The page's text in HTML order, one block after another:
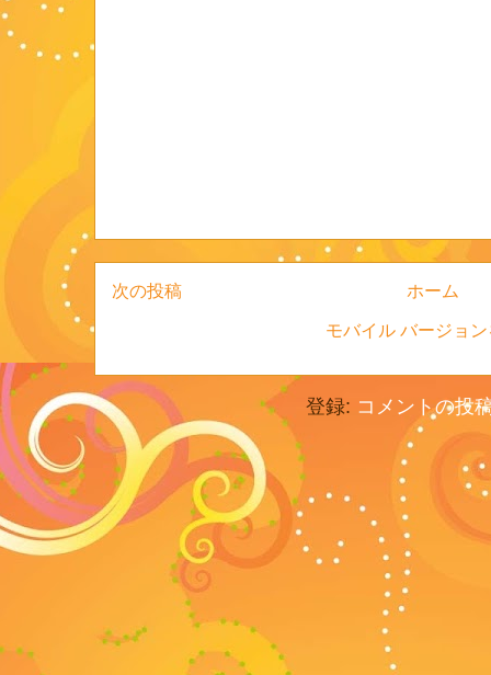
次の投稿 ホーム
モバイル バージョ
登録: コメントの投